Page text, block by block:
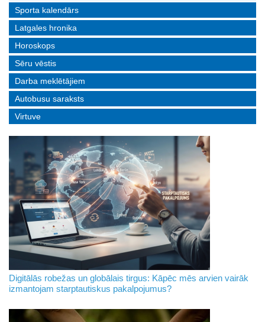
Sporta kalendārs
Latgales hronika
Horoskops
Sēru vēstis
Darba meklētājiem
Autobusu saraksts
Virtuve
Digitālās robežas un globālais tirgus: Kāpēc mēs arvien vairāk
izmantojam starptautiskus pakalpojumus?